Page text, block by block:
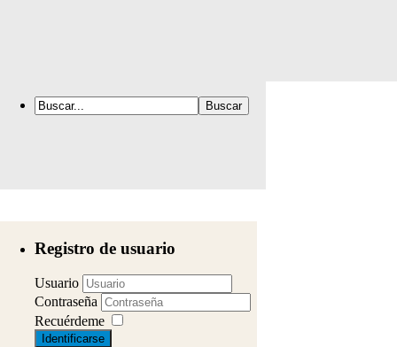
Registro de usuario
Usuario
Contraseña
Recuérdeme
Identificarse